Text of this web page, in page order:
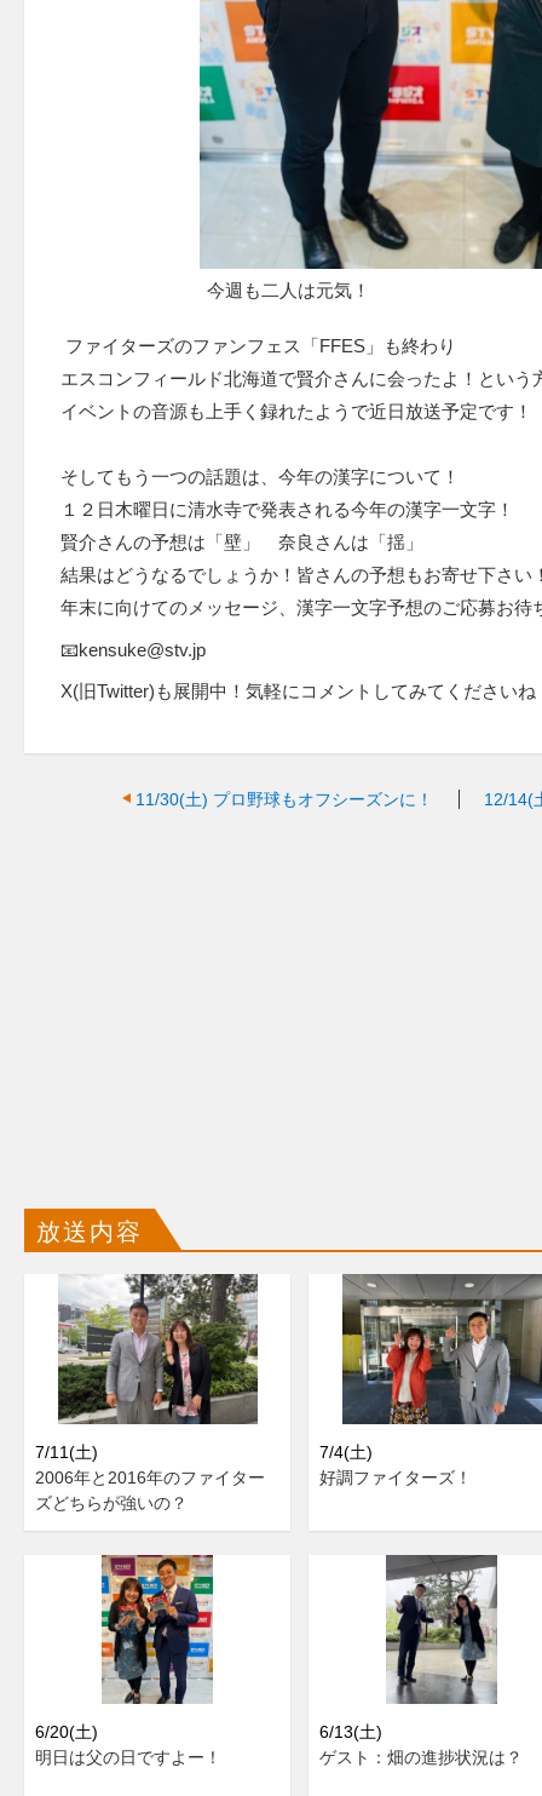
今週も二人は元気！
ファイターズのファンフェス「FFES」も終わり
エスコンフィールド北海道で賢介さんに会ったよ！とい
イベントの音源も上手く録れたようで近日放送予定です！
そしてもう一つの話題は、今年の漢字について！
１２日木曜日に清水寺で発表される今年の漢字一文字！
賢介さんの予想は「壁」 奈良さんは「揺」
結果はどうなるでしょうか！皆さんの予想もお寄せ下さい
年末に向けてのメッセージ、漢字一文字予想のご応募お待
📧kensuke@stv.jp
X(旧Twitter)も展開中！気軽にコメントしてみてくださいね
11/30(土) プロ野球もオフシーズンに！ 12/14(
放送内容
7/11(土)
2006年と2016年のファイター
ズどちらが強いの？
7/4(土)
好調ファイターズ！
6/20(土)
明日は父の日ですよー！
6/13(土)
ゲスト：畑の進捗状況は？